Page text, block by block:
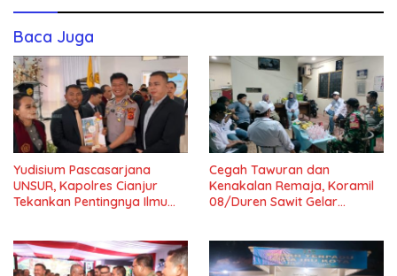
Baca Juga
Yudisium Pascasarjana
UNSUR, Kapolres Cianjur
Tekankan Pentingnya Ilmu
Cegah Tawuran dan
Kenakalan Remaja, Koramil
08/Duren Sawit Gelar